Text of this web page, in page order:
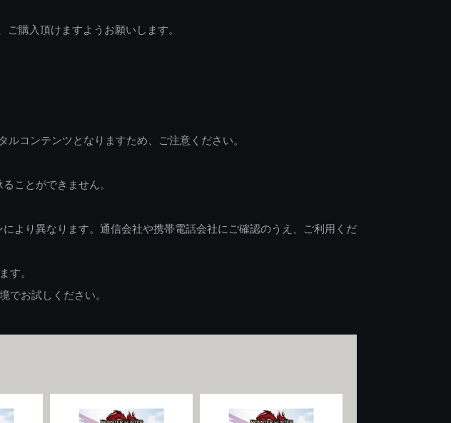
購入頂けますようお願いします。
コンテンツとなりますため、ご注意ください。
ことができません。
より異なります。通信会社や携帯電話会社にご確認のうえ、ご利用くだ
す。
でお試しください。